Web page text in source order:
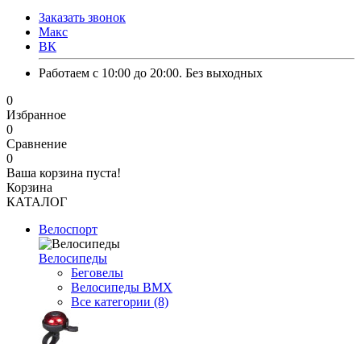
Заказать звонок
Макс
ВК
Работаем с 10:00 до 20:00. Без выходных
0
Избранное
0
Сравнение
0
Ваша корзина пуста!
Корзина
КАТАЛОГ
Велоспорт
Велосипеды
Беговелы
Велосипеды BMX
Все категории (8)